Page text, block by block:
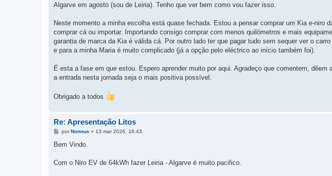
Algarve em agosto (sou de Leiria). Tenho que ver bem como vou fazer isso.
Neste momento a minha escolha está quase fechada. Estou a pensar comprar um Kia e-niro
comprar cá ou importar. Importando consigo comprar com menos quilómetros e mais
garantia de marca da Kia é válida cá. Por outro lado ter que pagar tudo sem sequer ver o
e para a minha Maria é muito complicado (já a opção pelo eléctrico ao início também foi).
É esta a fase em que estou. Espero aprender muito por aqui. Agradeço que comentem,
a entrada nesta jornada seja o mais positiva possível.
Obrigado a todos
Re: Apresentação Litos
M
n
g
porNonnus » 13 mar 2026, 16:43
Bem Vindo.
Com o Niro EV de 64kWh fazer Leiria - Algarve é muito pacifico.